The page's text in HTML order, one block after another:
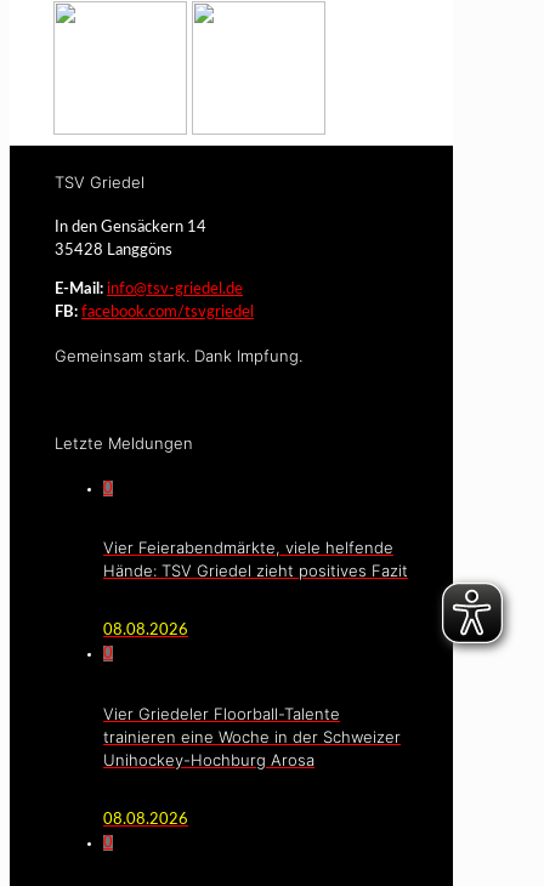
TSV Griedel
In den Gensäckern 14
35428 Langgöns
E-Mail: info@tsv-griedel.de
FB: facebook.com/tsvgriedel
Gemeinsam stark. Dank Impfung.
Letzte Meldungen
0
Vier Feierabendmärkte, viele helfende
Hände: TSV Griedel zieht positives Fazit
08.08.2026
0
Vier Griedeler Floorball-Talente
trainieren eine Woche in der Schweizer
Unihockey-Hochburg Arosa
08.08.2026
0